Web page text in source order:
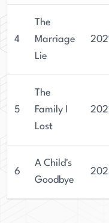
4
The
Marriage
Lie
5
The
Family I
Lost
6
A Child's
Goodbye